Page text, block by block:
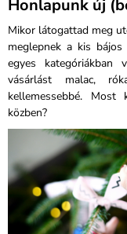
Honlapunk új
Mikor látogattad meg
meglepnek a kis
egyes kategóriákban
vásárlást malac,
kellemessebbé. Most
közben?